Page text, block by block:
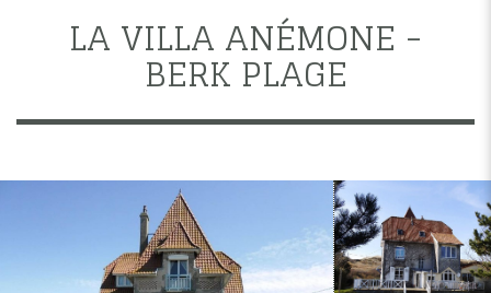
LA VILLA ANÉMONE -
BERK PLAGE